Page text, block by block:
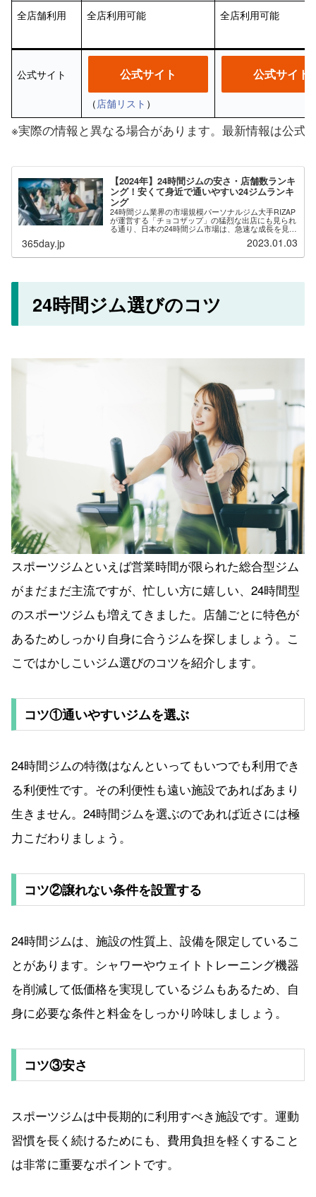
全店舗利用 全店利用可能 全店利用可能
公式サイト 公式サイト
（店舗リスト ）
公式サイト
※実際の情報と異なる場合があります。最新情報は公式
【2024年】24時間ジムの安さ・店舗数ランキ
ング！安くて身近で通いやすい24ジムランキ
ング
24時間ジム業界の市場規模パーソナルジム大手RIZAP
が運営する「チョコザップ」の猛烈な出店にも見られ
る通り、日本の24時間ジム市場は、急速な成長を見せ
ています。その背景には無人経営や自動入退館システ
ムの導入により、運営コストを下げた低価格...
365day.jp 2023.01.03
24時間ジム選びのコツ
スポーツジムといえば営業時間が限られた総合型ジム
がまだまだ主流ですが、忙しい方に嬉しい、24時間型
のスポーツジムも増えてきました。店舗ごとに特色が
あるためしっかり自身に合うジムを探しましょう。こ
こではかしこいジム選びのコツを紹介します。
コツ①通いやすいジムを選ぶ
24時間ジムの特徴はなんといってもいつでも利用でき
る利便性です。その利便性も遠い施設であればあまり
生きません。24時間ジムを選ぶのであれば近さには極
力こだわりましょう。
コツ②譲れない条件を設置する
24時間ジムは、施設の性質上、設備を限定しているこ
とがあります。シャワーやウェイトトレーニング機器
を削減して低価格を実現しているジムもあるため、自
身に必要な条件と料金をしっかり吟味しましょう。
コツ③安さ
スポーツジムは中長期的に利用すべき施設です。運動
習慣を長く続けるためにも、費用負担を軽くすること
は非常に重要なポイントです。